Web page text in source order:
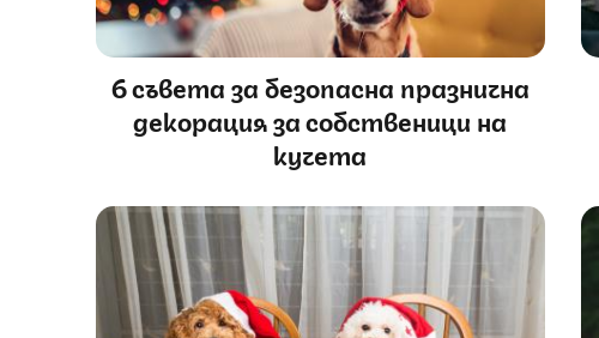
6 съвета за безопасна празнична
декорация за собственици на
кучета